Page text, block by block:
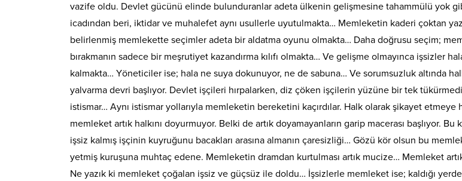
vazife oldu. Devlet gücünü elinde bulunduranlar adeta ülkenin gelişmesine tahammülü yok
icadından beri, iktidar ve muhalefet aynı usullerle uyutulmakta… Memleketin kaderi çoktan
belirlenmiş memlekette seçimler adeta bir aldatma oyunu olmakta… Daha doğrusu seçim;
bırakmanın sadece bir meşrutiyet kazandırma kılıfı olmakta… Ve gelişme olmayınca işsizler
kalmakta… Yöneticiler ise; hala ne suya dokunuyor, ne de sabuna… Ve sorumsuzluk altında
yalvarma devri başlıyor. Devlet işçileri hırpalarken, diz çöken işçilerin yüzüne bir tek
istismar… Aynı istismar yollarıyla memleketin bereketini kaçırdılar. Halk olarak şikayet etmeye
memleket artık halkını doyurmuyor. Belki de artık doyamayanların garip macerası başlıyor.
işsiz kalmış işçinin kuyruğunu bacakları arasına almanın çaresizliği… Gözü kör olsun bu
yetmiş kuruşuna muhtaç edene. Memleketin dramdan kurtulması artık mucize… Memleket
Ne yazık ki memleket çoğalan işsiz ve güçsüz ile doldu… İşsizlerle memleket ise; kaldığı